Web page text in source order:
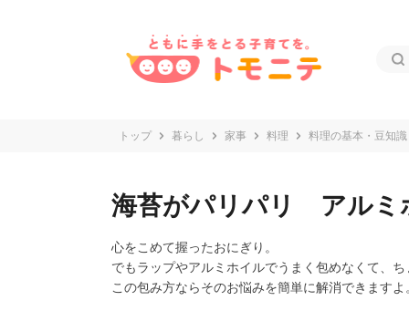
トップ 暮らし 家事 料理 料理の基本・豆知識
海苔がパリパリ アルミ
心をこめて握ったおにぎり。
でもラップやアルミホイルでうまく包めなくて、
この包み方ならそのお悩みを簡単に解消できますよ